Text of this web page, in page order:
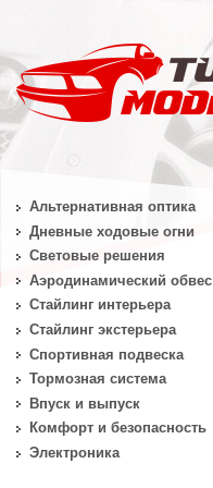
Альтернативная оптика
Дневные ходовые огни
Световые решения
Аэродинамический обвес
Стайлинг интерьера
Стайлинг экстерьера
Спортивная подвеска
Тормозная система
Впуск и выпуск
Комфорт и безопасность
Электроника